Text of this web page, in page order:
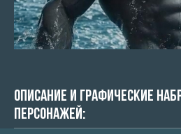
Описание и графические
персонажей: